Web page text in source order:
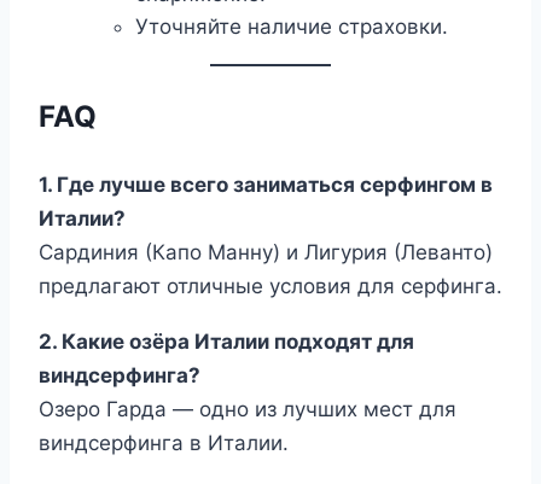
Уточняйте наличие страховки.
FAQ
1. Где лучше всего заниматься серфингом в
Италии?
Сардиния (Капо Манну) и Лигурия (Леванто)
предлагают отличные условия для серфинга.
2. Какие озёра Италии подходят для
виндсерфинга?
Озеро Гарда — одно из лучших мест для
виндсерфинга в Италии.